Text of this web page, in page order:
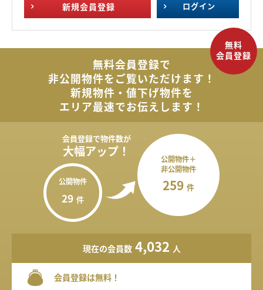
新規会員登録 ログイン
無料会員登録で
非公開物件をご覧いただけます！
新規物件・値下げ物件を
エリア最速でお伝えします！
会員登録で物件数が
大幅アップ！
公開物件
29 件
公開物件＋
非公開物件
259 件
現在の会員数 4,032 人
会員登録は無料！